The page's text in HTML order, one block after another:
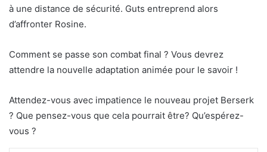
à une distance de sécurité. Guts entreprend alors
d’affronter Rosine.
Comment se passe son combat final ? Vous devrez
attendre la nouvelle adaptation animée pour le savoir !
Attendez-vous avec impatience le nouveau projet Berserk
? Que pensez-vous que cela pourrait être? Qu’espérez-
vous ?